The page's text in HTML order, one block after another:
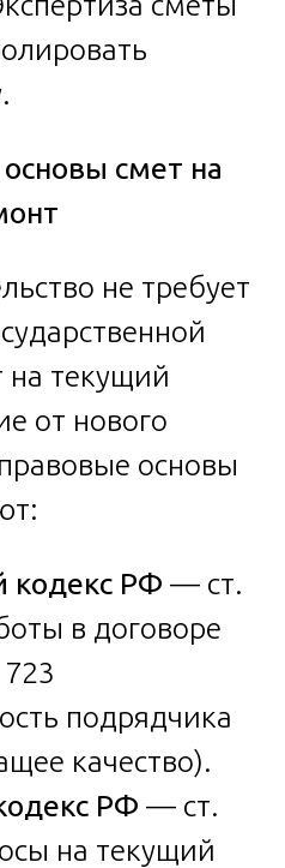
основы смет на
не требует
на текущий
от нового
основы
кодекс РФ — ст.
в договоре
подрядчика
качество).
РФ — ст.
на текущий